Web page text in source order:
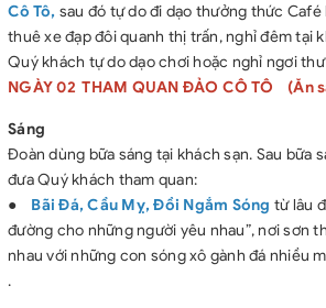
Cô Tô, sau đó tự do đi dạo thưởng thức Café
thuê xe đạp đôi quanh thị trấn, nghỉ đêm tại
Quý khách tự do dạo chơi hoặc nghỉ ngơi
NGÀY 02 THAM QUAN ĐẢO CÔ TÔ (Ăn
Sáng
Đoàn dùng bữa sáng tại khách sạn. Sau bữa
đưa Quý khách tham quan:
●
Bãi Đá, Cầu Mỵ, Đồi Ngắm Sóng từ lâu
đường cho những người yêu nhau”, nơi sơn
nhau với những con sóng xô gành đá nhiều
.